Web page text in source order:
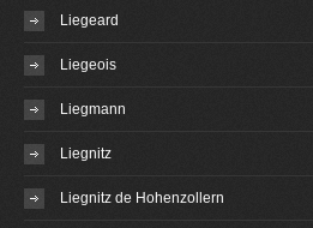
Liegeard
Liegeois
Liegmann
Liegnitz
Liegnitz de Hohenzollern